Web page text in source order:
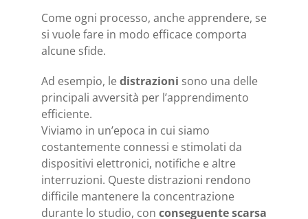
Come ogni processo, anche apprendere, se
si vuole fare in modo efficace comporta
alcune sfide.
Ad esempio, ledistrazioni sono una delle
principali avversità per l’apprendimento
efficiente.
Viviamo in un’epoca in cui siamo
costantemente connessi e stimolati da
dispositivi elettronici, notifiche e altre
interruzioni. Queste distrazioni rendono
difficile mantenere la concentrazione
durante lo studio, con conseguente scarsa